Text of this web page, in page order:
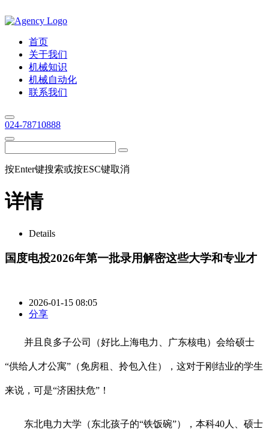
首页
关于我们
机械知识
机械自动化
联系我们
024-78710888
按Enter键搜索或按ESC键取消
详情
Details
国度电投2026年第一批录用解密这些大学和专业才
2026-01-15 08:05
分享
并且良多子公司（好比上海电力、广东核电）会给硕士
“供给人才公寓”（免房租、拎包入住），这对于刚结业的学生
来说，可是“济困扶危”！
东北电力大学（东北孩子的“铁饭碗”），本科40人、硕士